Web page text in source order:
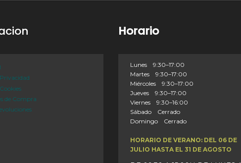
de Compra
Horario
Lunes 9:30–17:00
Martes 9:30–17:00
Miércoles 9:30–17:00
Jueves 9:30–17:00
Viernes 9:30–16:00
Sábado Cerrado
Domingo Cerrado
HORARIO DE VERANO: DEL 06 DE
JULIO HASTA EL 31 DE AGOSTO